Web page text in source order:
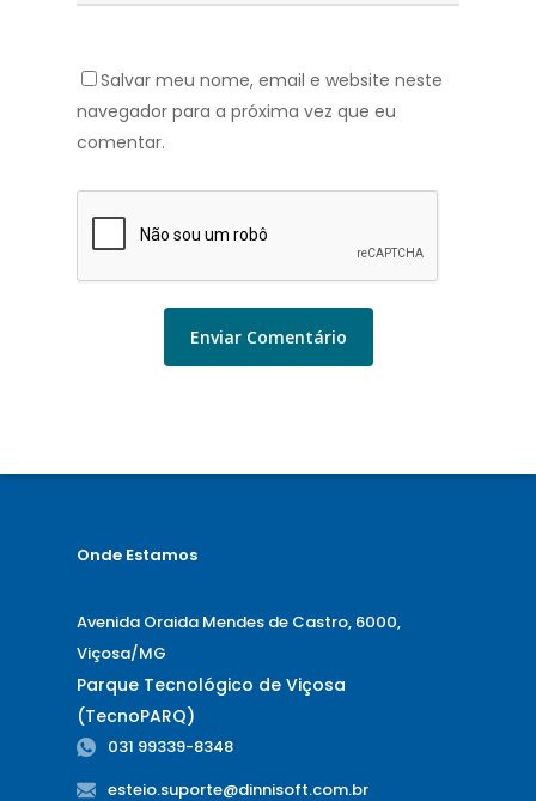
Salvar meu nome, email e website neste
navegador para a próxima vez que eu
comentar.
Onde Estamos
Avenida Oraida Mendes de Castro, 6000,
Viçosa/MG
Parque Tecnológico de Viçosa
(TecnoPARQ)
031 99339-8348
esteio.suporte@dinnisoft.com.br